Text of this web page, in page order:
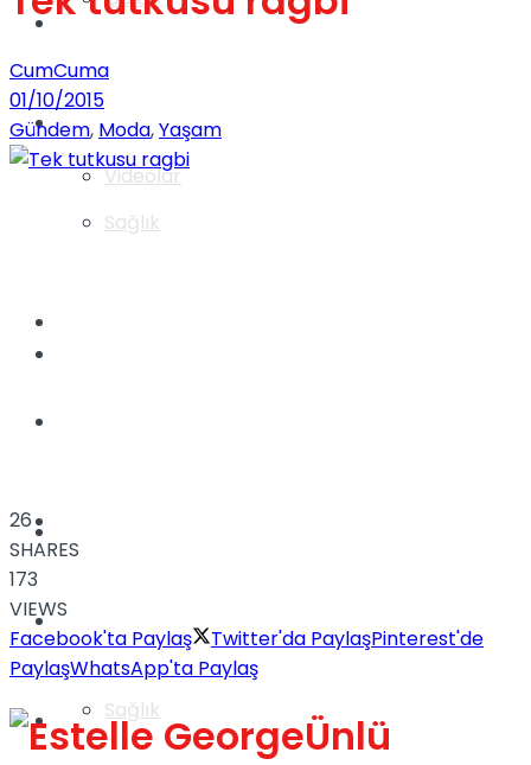
Videolar
Sağlık
Gündem
Yaşam
Sağlık
Türkiye
Müzik
CumCuma
01/10/2015
Gündem, Moda,Yaşam
26
SHARES
173
VIEWS
Facebook'ta Paylaş
Twitter'da PaylaşPinterest'de
PaylaşWhatsApp'ta Paylaş
Ünlü